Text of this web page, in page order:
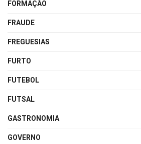
FORMAÇÃO
FRAUDE
FREGUESIAS
FURTO
FUTEBOL
FUTSAL
GASTRONOMIA
GOVERNO